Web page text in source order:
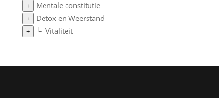
+ Mentale constitutie
+ Detox en Weerstand
+ └ Vitaliteit